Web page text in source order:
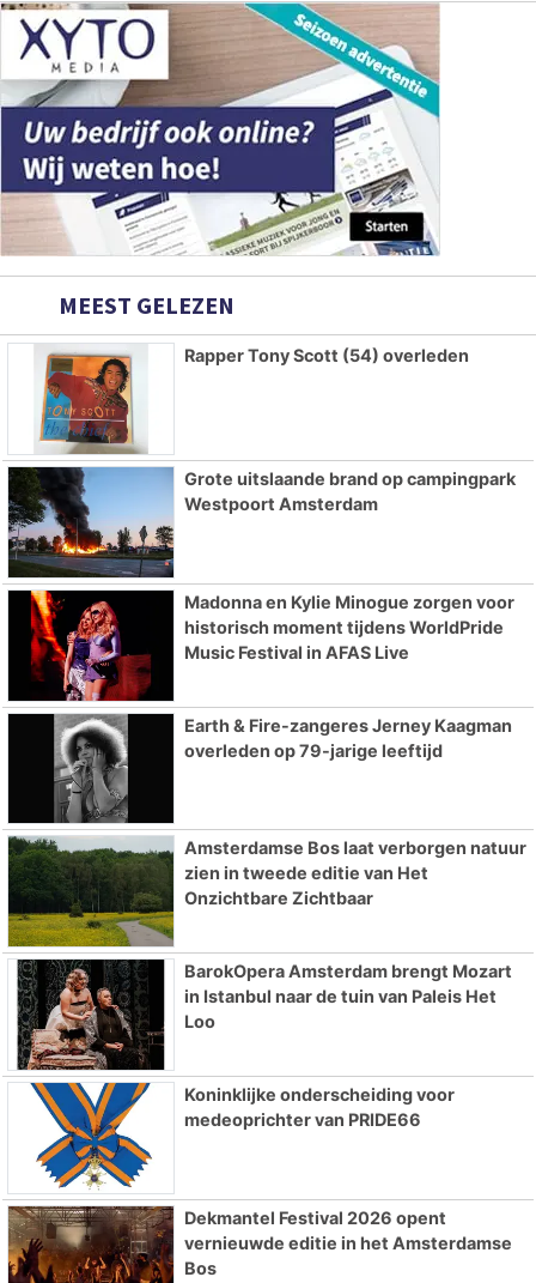
MEEST GELEZEN
Rapper Tony Scott (54) overleden
Grote uitslaande brand op campingpark
Westpoort Amsterdam
Madonna en Kylie Minogue zorgen voor
historisch moment tijdens WorldPride
Music Festival in AFAS Live
Earth & Fire-zangeres Jerney Kaagman
overleden op 79-jarige leeftijd
Amsterdamse Bos laat verborgen natuur
zien in tweede editie van Het
Onzichtbare Zichtbaar
BarokOpera Amsterdam brengt Mozart
in Istanbul naar de tuin van Paleis Het
Loo
Koninklijke onderscheiding voor
medeoprichter van PRIDE66
Dekmantel Festival 2026 opent
vernieuwde editie in het Amsterdamse
Bos